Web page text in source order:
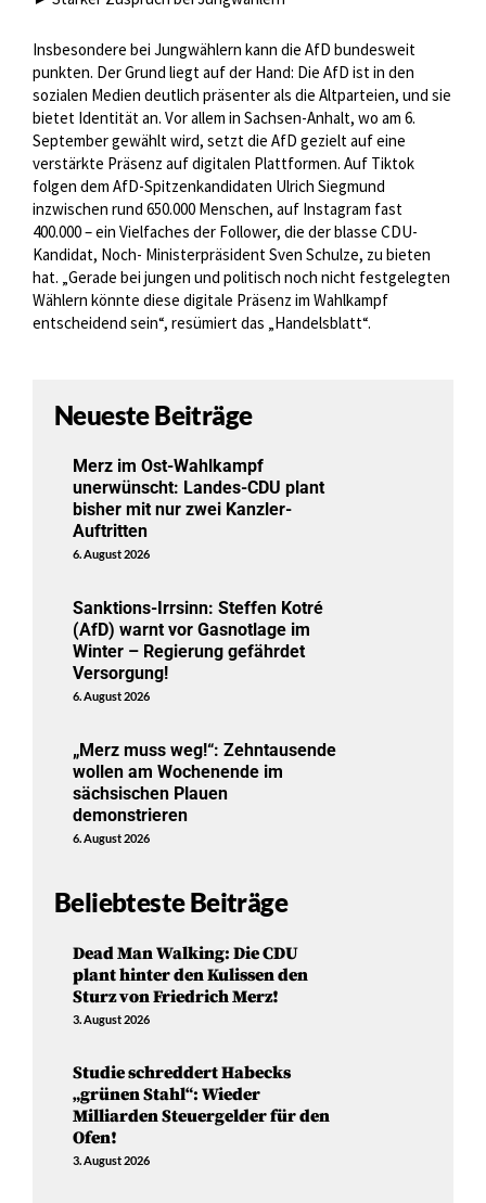
Insbesondere bei Jungwählern kann die AfD bundesweit
punkten. Der Grund liegt auf der Hand: Die AfD ist in den
sozialen Medien deutlich präsenter als die Altparteien, und sie
bietet Identität an. Vor allem in Sachsen-Anhalt, wo am 6.
September gewählt wird, setzt die AfD gezielt auf eine
verstärkte Präsenz auf digitalen Plattformen. Auf Tiktok
folgen dem AfD-Spitzenkandidaten Ulrich Siegmund
inzwischen rund 650.000 Menschen, auf Instagram fast
400.000 – ein Vielfaches der Follower, die der blasse CDU-
Kandidat, Noch- Ministerpräsident Sven Schulze, zu bieten
hat. „Gerade bei jungen und politisch noch nicht festgelegten
Wählern könnte diese digitale Präsenz im Wahlkampf
entscheidend sein“, resümiert das „Handelsblatt“.
Neueste Beiträge
Merz im Ost-Wahlkampf
unerwünscht: Landes-CDU plant
bisher mit nur zwei Kanzler-
Auftritten
6. August 2026
Sanktions-Irrsinn: Steffen Kotré
(AfD) warnt vor Gasnotlage im
Winter – Regierung gefährdet
Versorgung!
6. August 2026
„Merz muss weg!“: Zehntausende
wollen am Wochenende im
sächsischen Plauen
demonstrieren
6. August 2026
Beliebteste Beiträge
Dead Man Walking: Die CDU
plant hinter den Kulissen den
Sturz von Friedrich Merz!
3. August 2026
Studie schreddert Habecks
„grünen Stahl“: Wieder
Milliarden Steuergelder für den
Ofen!
3. August 2026